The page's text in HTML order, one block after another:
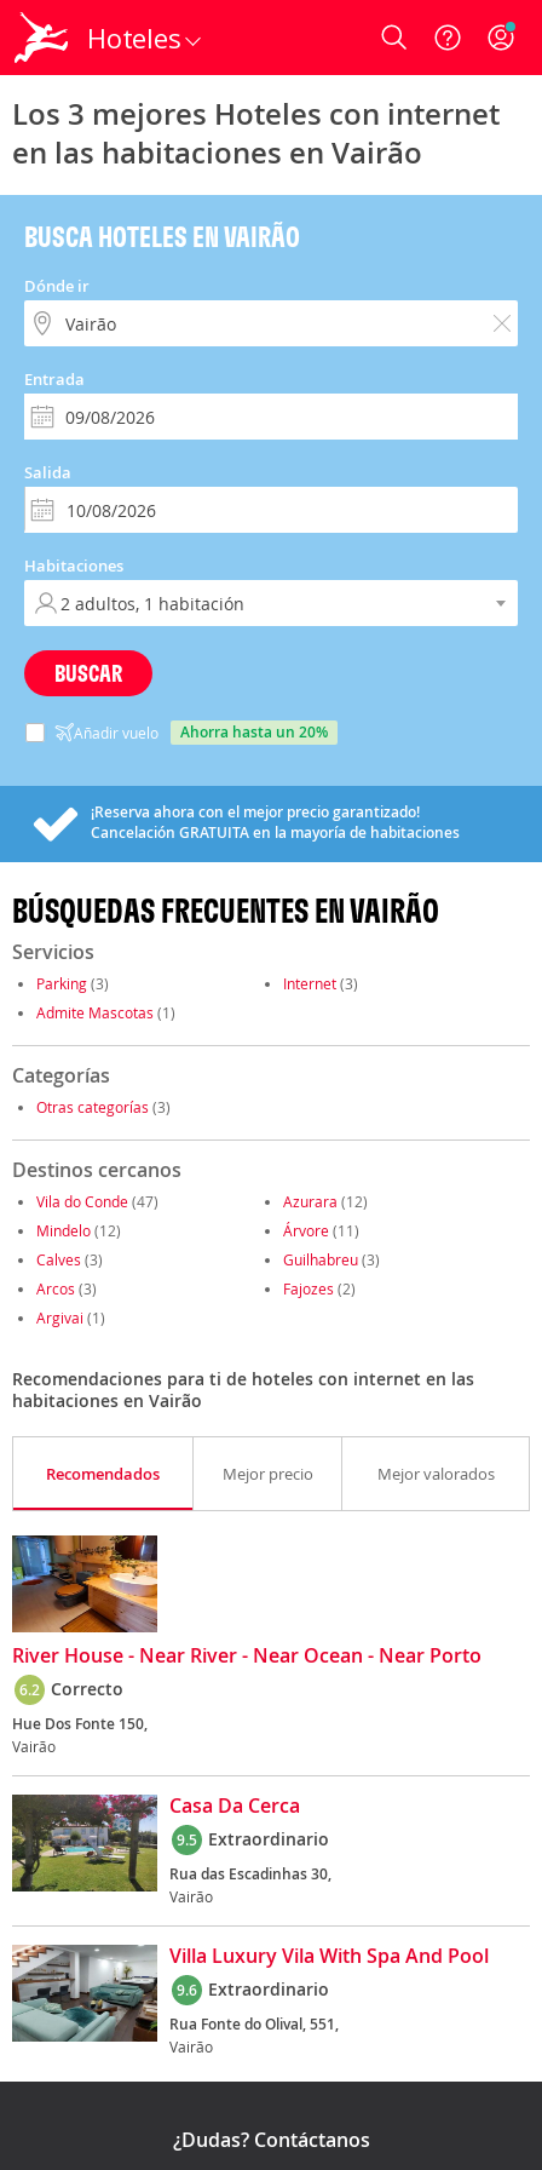
Hoteles Login
Los 3 mejores Hoteles con internet
en las habitaciones en Vairão
BUSCA HOTELES EN VAIRÃO
Dónde ir
Entrada
Salida
Habitaciones
BUSCAR
Añadir vuelo ahorra hasta un 20%
¡Reserva ahora con el mejor precio garantizado!
Cancelación GRATUITAen la mayoría de habitaciones
BÚSQUEDAS FRECUENTES EN VAIRÃO
Servicios
Parking(3) Internet(3)
Admite Mascotas (1)
Categorías
Otras categorías (3)
Destinos cercanos
Vila do Conde(47) Azurara (12)
Mindelo(12) Árvore(11)
Calves (3) Guilhabreu(3)
Arcos (3) Fajozes (2)
Argivai (1)
Recomendaciones para ti de hoteles con internet en las
habitaciones en Vairão
Recomendados Mejor precio Mejor valorados
River House - Near River - Near Ocean - Near Porto
6.2 Correcto
Hue Dos Fonte 150,
Vairão
Casa Da Cerca
9.5 Extraordinario
Rua das Escadinhas 30,
Vairão
Villa Luxury Vila With Spa And Pool
9.6 Extraordinario
Rua Fonte do Olival, 551,
Vairão
¿Dudas? Contáctanos